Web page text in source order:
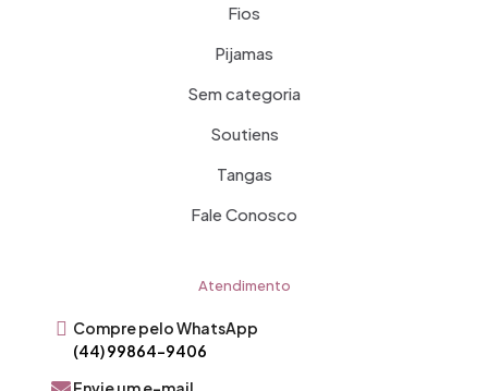
Fios
Pijamas
Sem categoria
Soutiens
Tangas
Fale Conosco
Atendimento
Compre pelo WhatsApp
(44) 99864-9406